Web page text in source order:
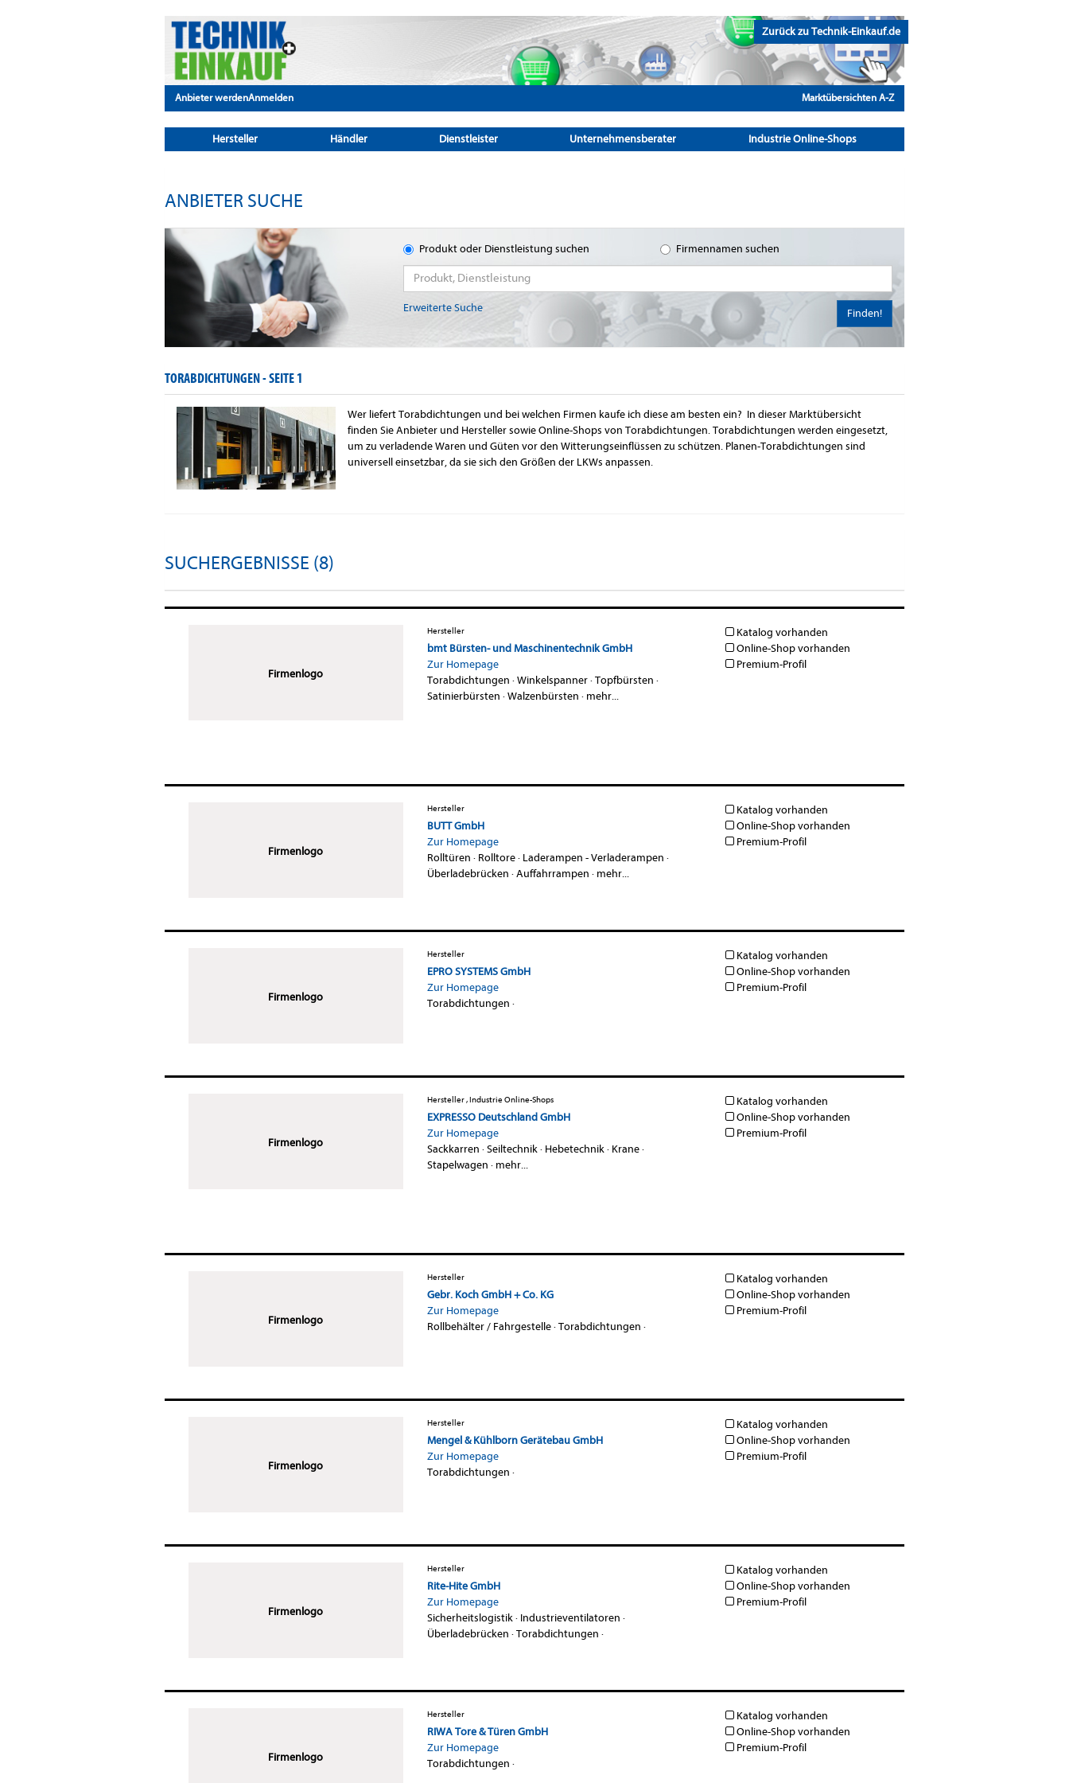
Zurück zu Technik-Einkauf.de
Anbieter werdenAnmelden Marktübersichten A-Z
Hersteller Händler Dienstleister Unternehmensberater Industrie Online-Shops
ANBIETER SUCHE
Produkt oder Dienstleistung suchen Firmennamen suchen
Erweiterte Suche Finden!
TORABDICHTUNGEN -SEITE 1
Wer liefert Torabdichtungen und bei welchen Firmen kaufe ich diese am besten ein? In dieser Marktübersicht
finden Sie Anbieter und Hersteller sowie Online-Shops von Torabdichtungen. Torabdichtungen werden eingesetzt,
um zu verladende Waren und Güten vor den Witterungseinflüssen zu schützen. Planen-Torabdichtungen sind
universell einsetzbar, da sie sich den Größen der LKWs anpassen.
SUCHERGEBNISSE (8)
Firmenlogo
Hersteller
bmt Bürsten- und Maschinentechnik GmbH
Zur Homepage
Torabdichtungen ·Winkelspanner·Topfbürsten ·
Satinierbürsten ·Walzenbürsten · mehr...
Katalog vorhanden
Online-Shop vorhanden
Premium-Profil
Firmenlogo
Hersteller
BUTT GmbH
Zur Homepage
Rolltüren · Rolltore· Laderampen - Verladerampen ·
Überladebrücken ·Auffahrrampen · mehr...
Katalog vorhanden
Online-Shop vorhanden
Premium-Profil
Firmenlogo
Hersteller
EPRO SYSTEMS GmbH
Zur Homepage
Torabdichtungen ·
Katalog vorhanden
Online-Shop vorhanden
Premium-Profil
Firmenlogo
Hersteller , Industrie Online-Shops
EXPRESSO Deutschland GmbH
Zur Homepage
Sackkarren ·Seiltechnik· Hebetechnik· Krane·
Stapelwagen · mehr...
Katalog vorhanden
Online-Shop vorhanden
Premium-Profil
Firmenlogo
Hersteller
Gebr. Koch GmbH + Co. KG
Zur Homepage
Rollbehälter / Fahrgestelle·Torabdichtungen ·
Katalog vorhanden
Online-Shop vorhanden
Premium-Profil
Firmenlogo
Hersteller
Mengel & Kühlborn Gerätebau GmbH
Zur Homepage
Torabdichtungen ·
Katalog vorhanden
Online-Shop vorhanden
Premium-Profil
Firmenlogo
Hersteller
Rite-Hite GmbH
Zur Homepage
Sicherheitslogistik· Industrieventilatoren ·
Überladebrücken ·Torabdichtungen ·
Katalog vorhanden
Online-Shop vorhanden
Premium-Profil
Firmenlogo
Hersteller
RIWA Tore & Türen GmbH
Zur Homepage
Torabdichtungen ·
Katalog vorhanden
Online-Shop vorhanden
Premium-Profil